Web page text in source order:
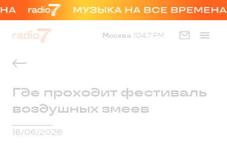
Москва 104,7 FM
Где проходит фестиваль
воздушных змеев
16/06/2026